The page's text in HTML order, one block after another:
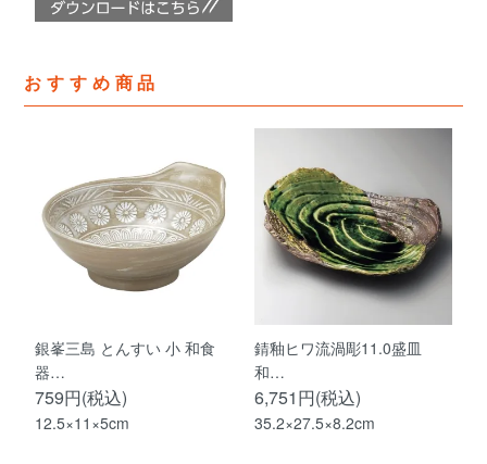
おすすめ商品
銀峯三島 とんすい 小 和食
器…
759円(税込)
12.5×11×5cm
錆釉ヒワ流渦彫11.0盛皿
和…
6,751円(税込)
35.2×27.5×8.2cm